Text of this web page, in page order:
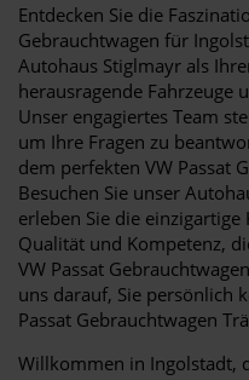
Entdecken Sie die
Gebrauchtwagen für
Autohaus Stiglmayr als
herausragende Fahrzeuge
Unser engagiertes Team
um Ihre Fragen zu
dem perfekten VW Passat
Besuchen Sie unser
erleben Sie die
Qualität und Kompetenz,
VW Passat
uns darauf, Sie persönlich
Passat Gebrauchtwagen
Willkommen in Ingolstadt,